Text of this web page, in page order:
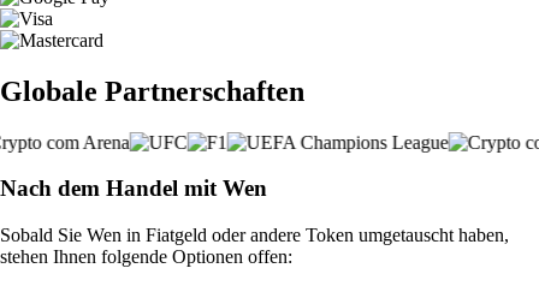
Globale Partnerschaften
Nach dem Handel mit Wen
Sobald Sie Wen in Fiatgeld oder andere Token umgetauscht haben,
stehen Ihnen folgende Optionen offen: